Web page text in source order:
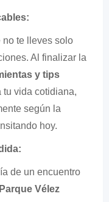
no te lleves solo
Al finalizar la
y tips
tu vida cotidiana,
según la
hoy.
de un encuentro
Vélez